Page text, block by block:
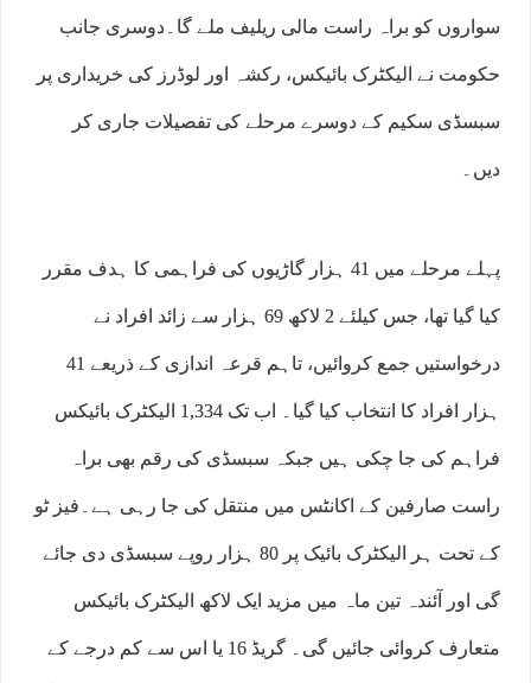
سواروں کو براہ راست مالی ریلیف ملے گا۔دوسری جانب
حکومت نے الیکٹرک بائیکس، رکشہ اور لوڈرز کی خریداری پر
سبسڈی سکیم کے دوسرے مرحلے کی تفصیلات جاری کر
دیں۔
پہلے مرحلے میں 41 ہزار گاڑیوں کی فراہمی کا ہدف مقرر
کیا گیا تھا، جس کیلئے 2 لاکھ 69 ہزار سے زائد افراد نے
درخواستیں جمع کروائیں، تاہم قرعہ اندازی کے ذریعے 41
ہزار افراد کا انتخاب کیا گیا۔ اب تک 1,334 الیکٹرک بائیکس
فراہم کی جا چکی ہیں جبکہ سبسڈی کی رقم بھی براہ
راست صارفین کے اکانٹس میں منتقل کی جا رہی ہے۔فیز ٹو
کے تحت ہر الیکٹرک بائیک پر 80 ہزار روپے سبسڈی دی جائے
گی اور آئندہ تین ماہ میں مزید ایک لاکھ الیکٹرک بائیکس
متعارف کروائی جائیں گی۔ گریڈ 16 یا اس سے کم درجے کے